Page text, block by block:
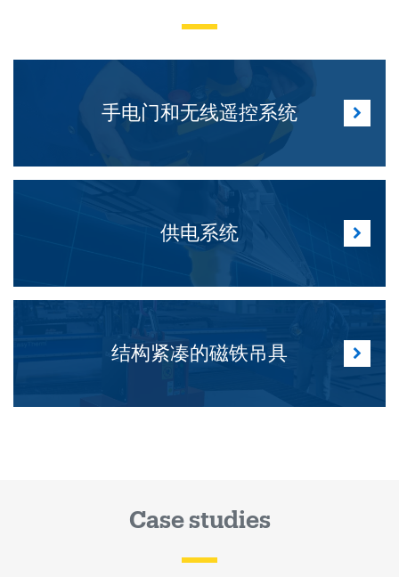
手电门和无线遥控系统
供电系统
结构紧凑的磁铁吊具
Case studies